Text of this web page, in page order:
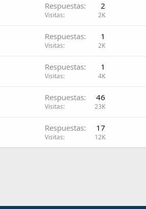
Respuestas 2
Visitas 2K
Respuestas 1
Visitas 2K
Respuestas 1
Visitas 4K
Respuestas 46
Visitas 23K
Respuestas 17
Visitas 12K